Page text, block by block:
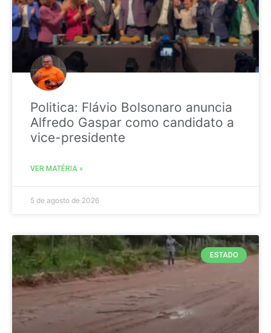
Politica: Flávio Bolsonaro anuncia
Alfredo Gaspar como candidato a
vice-presidente
VER MATÉRIA »
5 de agosto de 2026
ESTADO